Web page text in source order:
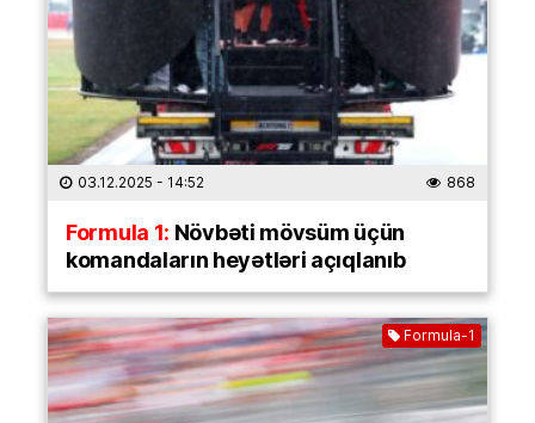
03.12.2025 - 14:52 868
Formula 1: Növbəti mövsüm üçün
komandaların heyətləri açıqlanıb
Formula-1